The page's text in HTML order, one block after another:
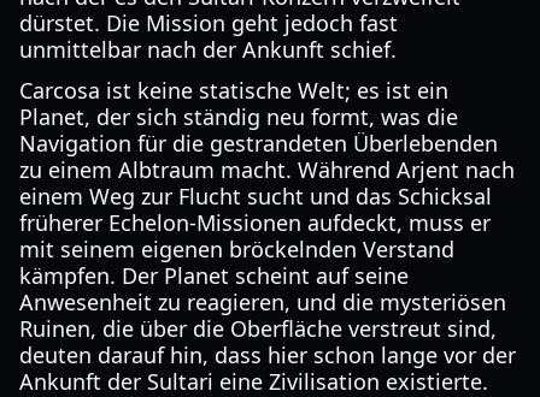
dürstet. Die Mission geht jedoch fast
unmittelbar nach der Ankunft schief.
Carcosa ist keine statische Welt; es ist ein
Planet, der sich ständig neu formt, was die
Navigation für die gestrandeten Überlebenden
zu einem Albtraum macht. Während Arjent nach
einem Weg zur Flucht sucht und das Schicksal
früherer Echelon-Missionen aufdeckt, muss er
mit seinem eigenen bröckelnden Verstand
kämpfen. Der Planet scheint auf seine
Anwesenheit zu reagieren, und die mysteriösen
Ruinen, die über die Oberfläche verstreut sind,
deuten darauf hin, dass hier schon lange vor der
Ankunft der Sultari eine Zivilisation existierte.